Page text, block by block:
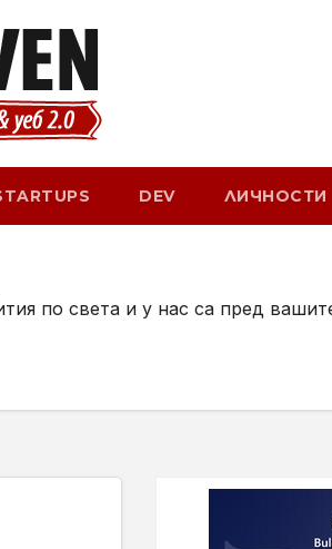
DEV ЛИЧНОСТИ
по света и у нас са пред